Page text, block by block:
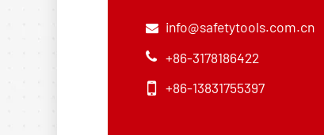
info@safetytools.com.cn
+86-3178186422
+86-13831755397